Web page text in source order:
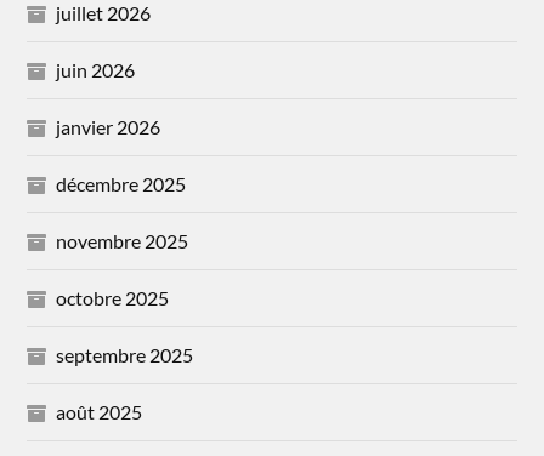
juillet 2026
juin 2026
janvier 2026
décembre 2025
novembre 2025
octobre 2025
septembre 2025
août 2025